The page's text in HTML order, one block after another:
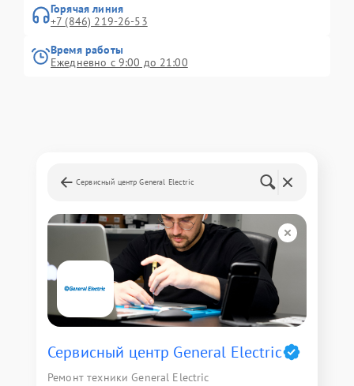
Горячая линия
+7 (846) 219-26-53
Время работы
Ежедневно с 9:00 до 21:00
Сервисный центр General Electric
Сервисный центр General Electric
Ремонт техники General Electric